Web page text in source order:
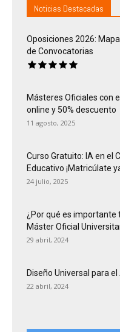
Noticias Destacadas
Oposiciones 2026:
de Convocatorias
Másteres Oficiales con
online y 50% descuento
11 agosto, 2025
Curso Gratuito: IA en el
Educativo ¡Matricúlate
24 julio, 2025
¿Por qué es importante
Máster Oficial
29 abril, 2024
Diseño Universal para
22 abril, 2024